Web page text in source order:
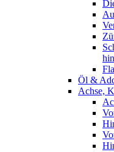
Öl &
Achse,